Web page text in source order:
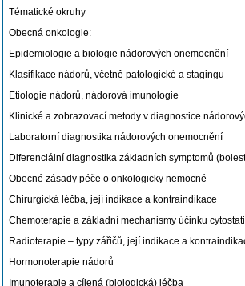
Tématické okruhy
Obecná onkologie:
Epidemiologie a biologie nádorových onemocnění
Klasifikace nádorů, včetně patologické a stagingu
Etiologie nádorů, nádorová imunologie
Klinické a zobrazovací metody v diagnostice
Laboratorní diagnostika nádorových onemocnění
Diferenciální diagnostika základních symptomů
Obecné zásady péče o onkologicky nemocné
Chirurgická léčba, její indikace a kontraindikace
Chemoterapie a základní mechanismy účinku
Radioterapie – typy zářičů, její indikace a
Hormonoterapie nádorů
Imunoterapie a cílená (biologická) léčba